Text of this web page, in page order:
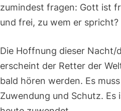
zumindest fragen: Gott ist
und frei, zu wem er spricht?
Die Hoffnung dieser Nacht/
erscheint der Retter der
bald hören werden. Es
Zuwendung und Schutz. Es